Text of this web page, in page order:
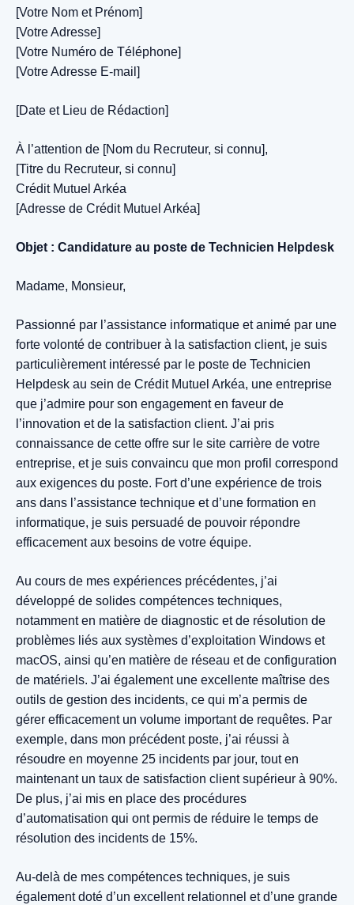
[Votre Nom et Prénom]
[Votre Adresse]
[Votre Numéro de Téléphone]
[Votre Adresse E-mail]
[Date et Lieu de Rédaction]
À l’attention de [Nom du Recruteur, si connu],
[Titre du Recruteur, si connu]
Crédit Mutuel Arkéa
[Adresse de Crédit Mutuel Arkéa]
Objet : Candidature au poste de Technicien Helpdesk
Madame, Monsieur,
Passionné par l’assistance informatique et animé par une
forte volonté de contribuer à la satisfaction client, je suis
particulièrement intéressé par le poste de Technicien
Helpdesk au sein de Crédit Mutuel Arkéa, une entreprise
que j’admire pour son engagement en faveur de
l’innovation et de la satisfaction client. J’ai pris
connaissance de cette offre sur le site carrière de votre
entreprise, et je suis convaincu que mon profil correspond
aux exigences du poste. Fort d’une expérience de trois
ans dans l’assistance technique et d’une formation en
informatique, je suis persuadé de pouvoir répondre
efficacement aux besoins de votre équipe.
Au cours de mes expériences précédentes, j’ai
développé de solides compétences techniques,
notamment en matière de diagnostic et de résolution de
problèmes liés aux systèmes d’exploitation Windows et
macOS, ainsi qu’en matière de réseau et de configuration
de matériels. J’ai également une excellente maîtrise des
outils de gestion des incidents, ce qui m’a permis de
gérer efficacement un volume important de requêtes. Par
exemple, dans mon précédent poste, j’ai réussi à
résoudre en moyenne 25 incidents par jour, tout en
maintenant un taux de satisfaction client supérieur à 90%.
De plus, j’ai mis en place des procédures
d’automatisation qui ont permis de réduire le temps de
résolution des incidents de 15%.
Au-delà de mes compétences techniques, je suis
également doté d’un excellent relationnel et d’une grande